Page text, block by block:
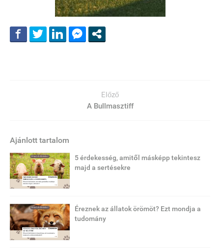
Előző
A Bullmasztiff
Ajánlott tartalom
5 érdekesség, amitől másképp tekintesz
majd a sertésekre
Éreznek az állatok örömöt? Ezt mondja a
tudomány